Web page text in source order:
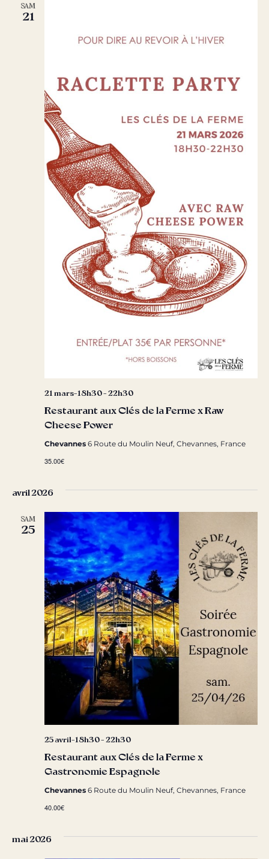
SAM
21
Restaurant aux Clés de la Ferme x Raw
Cheese Power
21 mars-18h30- 22h30
Chevannes 6 Route du Moulin Neuf, Chevannes, France
35.00€
avril 2026
SAM
25
Restaurant aux Clés de la Ferme x
Gastronomie Espagnole
25 avril-18h30- 22h30
Chevannes 6 Route du Moulin Neuf, Chevannes, France
40.00€
mai 2026